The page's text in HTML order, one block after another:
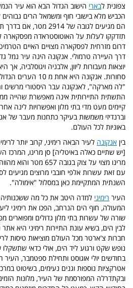
צפונית לבארי הישוב הגדול הבא הוא עיר
הכביש מלא בישובי חוף ומשמאל הרים
הם מגיעים לגובה של
תזדקקו לעלות על האוטוסטראדה מפסקארה
דרום מזרחית לפסקארה מצויים האיים
דרך העיירה טרמולי. אנקונה הינה עיר נמל
יוצאות מעבורות ליוון, אלבניה ויגוסלביה,
סחורות. אנקונה היא
"לה מארקה", לאנקונה עבר היסטורי מרשים
התשתית התיירותית אינה מאפשרת שהייה
קיימים מעט מדי בתי מלון ואפשרויות לינה
וברנדיזי משמשות בעיקר כתחנות מעבר של
באוניות לכל העולם.
בין אנקונה לעיר הבאה רימיני, קרוב יותר
[יש שתיים כאלה באיטליה] סן מרינו, המרכז
מרינו מצוי על צוק
השנתית המתקיימת כאן במסלול "אימולה".
העיר רימיני למדה היטב את כל מה ששכנותיה
המעולה, חוף הים הנרחב, הפכו את רימיני
שורה של עשרות בתי מלון גדולים ומפוארים
לבין הים, בשיא עונת התיירות רימיני היא אתר
חברות צ'ארטר מכל העולם מוציאות טיסות
נופש שקט ורגוע ליד הים, אולי כדאי שתשקלו
בחודשים יולי אוגוסט ותחילת ספטמבר, העיר
אטרקציות נוספות וגנים נעימים, בשיטוט
ובקתדרלה המפורסמת של העיר, מלונות